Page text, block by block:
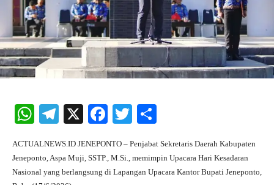
W
ts
A
Te
gr
a
X
Fa
bo
ok
T
tte
r
re
ACTUALNEWS.ID JENEPONTO – Penjabat Sekretaris Daerah Kabupaten
Jeneponto, Aspa Muji, SSTP., M.Si., memimpin Upacara Hari Kesadaran
Nasional yang berlangsung di Lapangan Upacara Kantor Bupati Jeneponto,